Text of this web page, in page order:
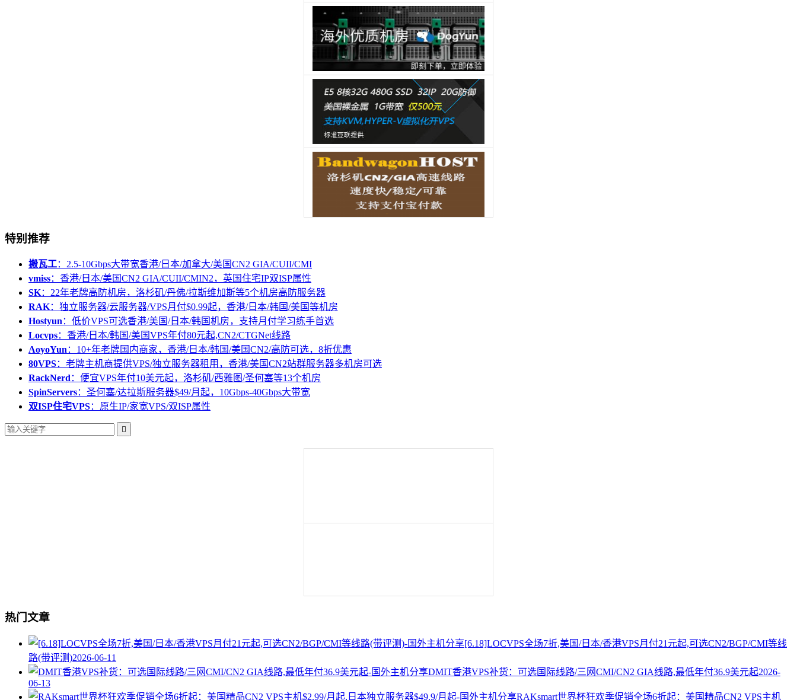
特别推荐
搬瓦工：2.5-10Gbps大带宽香港/日本/加拿大/美国CN2 GIA/CUII/CMI
vmiss：香港/日本/美国CN2 GIA/CUII/CMIN2，英国住宅IP双ISP属性
SK：22年老牌高防机房，洛杉矶/丹佛/拉斯维加斯等5个机房高防服务器
RAK：独立服务器/云服务器/VPS月付$0.99起，香港/日本/韩国/美国等机房
Hostyun ：低价VPS可选香港/美国/日本/韩国机房，支持月付学习练手首选
Locvps：香港/日本/韩国/美国VPS年付80元起,CN2/CTGNet线路
AoyoYun ：10+年老牌国内商家，香港/日本/韩国/美国CN2/高防可选，8折优惠
80VPS：老牌主机商提供VPS/独立服务器租用，香港/美国CN2站群服务器多机房可选
RackNerd ：便宜VPS年付10美元起，洛杉矶/西雅图/圣何塞等13个机房
SpinServers：圣何塞/达拉斯服务器$49/月起，10Gbps-40Gbps大带宽
双ISP住宅VPS：原生IP/家宽VPS/双ISP属性

热门文章
[6.18]LOCVPS全场7折,美国/日本/香港VPS月付21元起,可选CN2/BGP/CMI等线
路(带评测)2026-06-11
DMIT香港VPS补货：可选国际线路/三网CMI/CN2 GIA线路,最低年付36.9美元起2026-
06-13
RAKsmart世界杯狂欢季促销全场6折起：美国精品CN2 VPS主机